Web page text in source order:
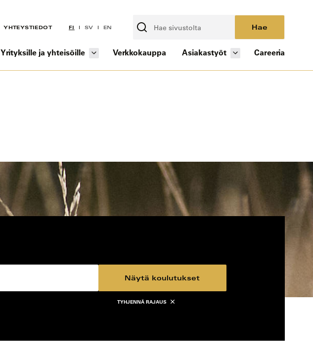
YHTEYSTIEDOT FI SV EN Hae
Yrityksille ja yhteisöille Verkkokauppa Asiakastyöt Careeria
TYHJENNÄ RAJAUS
Näytä koulutukset